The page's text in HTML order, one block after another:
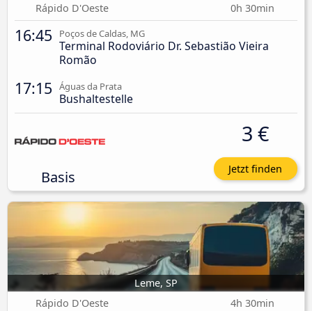
Rápido D'Oeste
0h 30min
16:45 Poços de Caldas, MG
Terminal Rodoviário Dr. Sebastião Vieira
Romão
17:15 Águas da Prata
Bushaltestelle
Basis
3 €
Jetzt finden
Leme, SP
Rápido D'Oeste
4h 30min